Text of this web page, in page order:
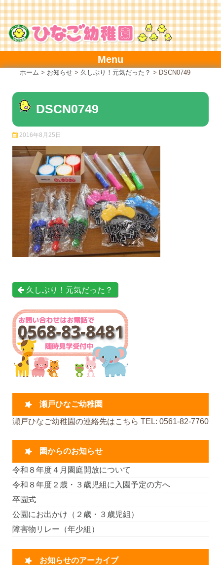
Skip
to
content
Menu
ホーム > お知らせ > 久しぶり！元気だった？ > DSCN0749
DSCN0749
2016年8月25日
久しぶり！元気だった？
瀬戸ひなご幼稚園
瀬戸ひなご幼稚園の連絡先はこちら TEL: 0561-82-7760
園からのお知らせ
令和８年度４月園庭開放について
令和８年度２歳・３歳児組に入園予定の方へ
卒園式
公園にお出かけ（２歳・３歳児組）
障害物リレー（年少組）
お知らせのアーカイブ